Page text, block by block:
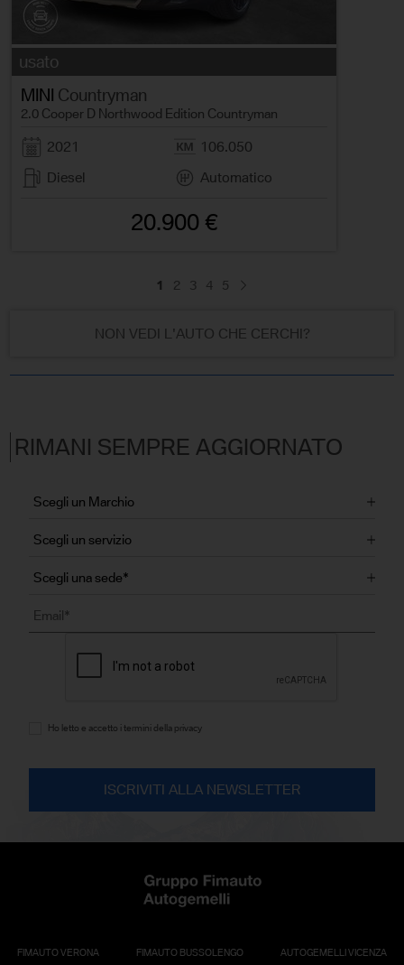
usato
MINI Countryman
2.0 Cooper D Northwood Edition Countryman
2021
106.050
Diesel
Automatico
20.900 €
1 2 3 4 5
NON VEDI L'AUTO CHE CERCHI?
RIMANI SEMPRE AGGIORNATO
Ho letto e accetto i termini della privacy
FIMAUTO VERONA FIMAUTO BUSSOLENGO AUTOGEMELLI VICENZA